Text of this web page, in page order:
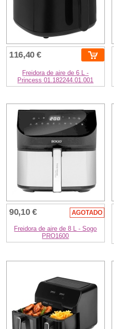
116,40 €
Freidora de aire de 6 L -
Princess 01.182244.01.001
90,10 € AGOTADO
Freidora de aire de 8 L - Sogo
PRO1600